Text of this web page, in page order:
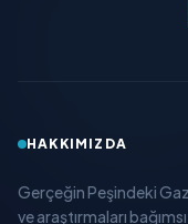
HAKKIMIZDA
Gerçeğin Peşindeki
ve araştırmaları